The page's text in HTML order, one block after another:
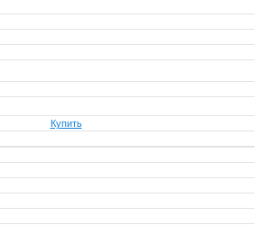
Купить